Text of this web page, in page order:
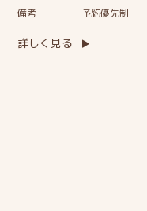
備考
予約優先制
詳しく見る